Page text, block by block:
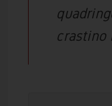
crastino